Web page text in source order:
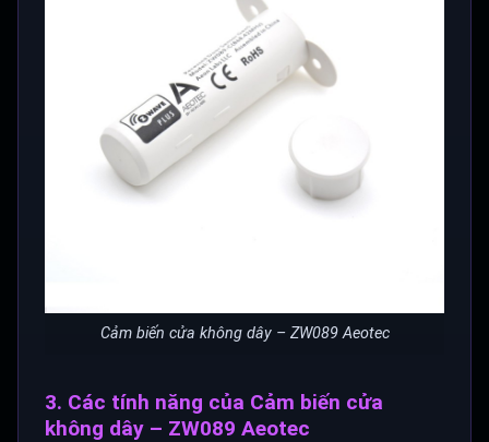
Cảm biến cửa không dây – ZW089 Aeotec
3. Các tính năng của Cảm biến cửa
không dây – ZW089 Aeotec